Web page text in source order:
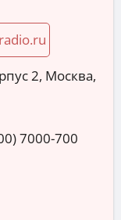
2, Москва,
7000-700